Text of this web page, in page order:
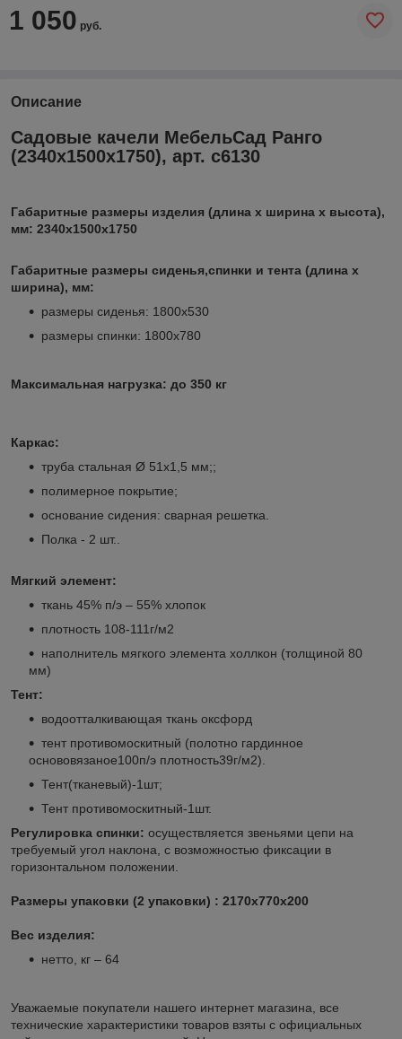
1 050 руб.
Описание
Садовые качели МебельСад Ранго
(2340х1500х1750), арт. с6130
Габаритные размеры изделия (длина х ширина х высота),
мм: 2340х1500х1750
Габаритные размеры сиденья,спинки и тента (длина х
ширина), мм:
размеры сиденья: 1800х530
размеры спинки: 1800х780
Максимальная нагрузка: до 350 кг
Каркас:
труба стальная Ø 51х1,5 мм;;
полимерное покрытие;
основание сидения: сварная решетка.
Полка - 2 шт..
Мягкий элемент:
ткань 45% п/э – 55% хлопок
плотность 108-111г/м2
наполнитель мягкого элемента холлкон (толщиной 80
мм)
Тент:
водоотталкивающая ткань оксфорд
тент противомоскитный (полотно гардинное
основовязаное100п/э плотность39г/м2).
Тент(тканевый)-1шт;
Тент противомоскитный-1шт.
Регулировка спинки: осуществляется звеньями цепи на
требуемый угол наклона, с возможностью фиксации в
горизонтальном положении.
Размеры упаковки (2 упаковки) : 2170х770х200
Вес изделия:
нетто, кг – 64
Уважаемые покупатели нашего интернет магазина, все
технические характеристики товаров взяты с официальных